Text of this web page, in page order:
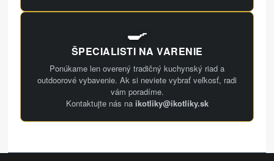
🍳
ŠPECIALISTI NA VARENIE
Ponúkame len overený tradičný kuchynský riad a
outdoorové vybavenie. Ak si neviete vybrať veľkosť, radi
vám poradíme.
Kontaktujte nás na ikotliky@ikotliky.sk